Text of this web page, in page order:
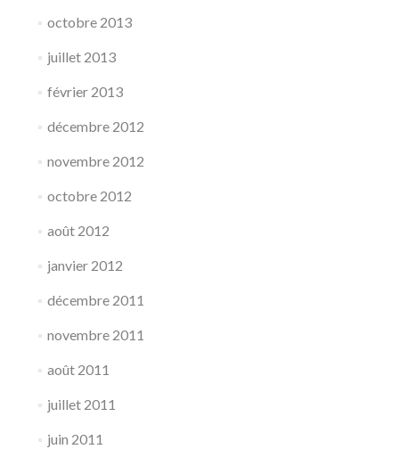
octobre 2013
juillet 2013
février 2013
décembre 2012
novembre 2012
octobre 2012
août 2012
janvier 2012
décembre 2011
novembre 2011
août 2011
juillet 2011
juin 2011